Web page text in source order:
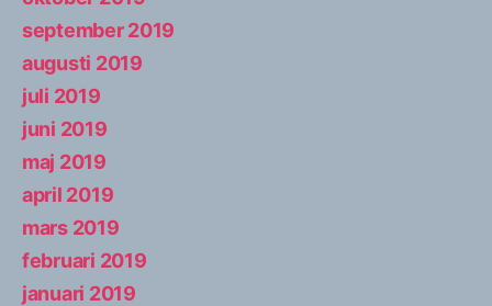
september 2019
augusti 2019
juli 2019
juni 2019
maj 2019
april 2019
mars 2019
februari 2019
januari 2019